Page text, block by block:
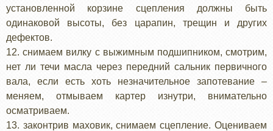
установленной корзине сцепления должны быть
одинаковой высоты, без царапин, трещин и других
дефектов.
12. снимаем вилку с выжимным подшипником, смотрим,
нет ли течи масла через передний сальник первичного
вала, если есть хоть незначительное запотевание –
меняем, отмываем картер изнутри, внимательно
осматриваем.
13. законтрив маховик, снимаем сцепление. Оцениваем